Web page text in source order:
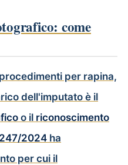
come
per rapina,
dell'imputato è il
o il riconoscimento
2024 ha
per cui il